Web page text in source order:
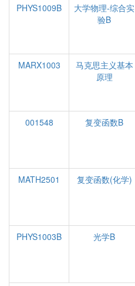
PHYS1009B
大学物理-综合实
验B
MARX1003
马克思主义基本
原理
001548
复变函数B
MATH2501
复变函数(化学)
PHYS1003B
光学B